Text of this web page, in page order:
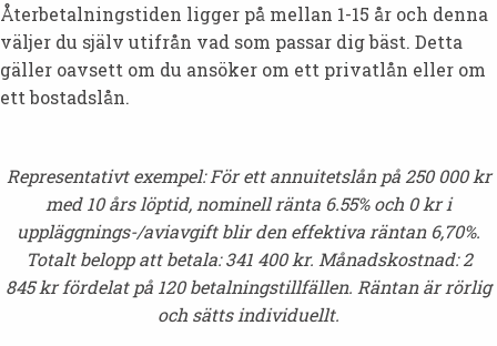
Återbetalningstiden ligger på mellan 1-15 år och denna
väljer du själv utifrån vad som passar dig bäst. Detta
gäller oavsett om du ansöker om ett privatlån eller om
ett bostadslån.
Representativt exempel: För ett annuitetslån på 250 000kr
med 10års löptid, nominell ränta 6.55% och 0 kr i
uppläggnings-/avi­avgift blir den effektiva räntan 6,70%.
Totalt belopp att betala:341 400kr. Månadskostnad:2
845kr fördelat på 120betalningstillfällen. Räntan är rörlig
och sätts individuellt.